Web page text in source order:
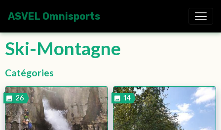
ASVEL Omnisports
Ski-Montagne
Catégories
26 14